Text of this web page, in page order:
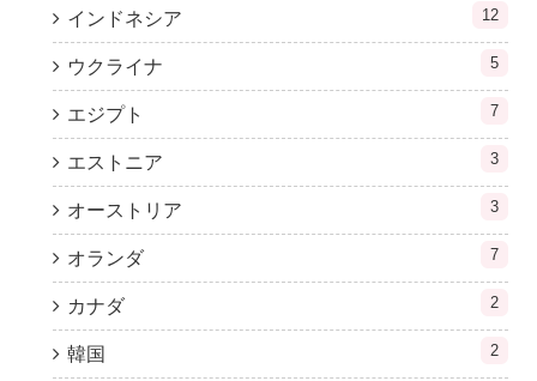
インドネシア 12
ウクライナ 5
エジプト 7
エストニア 3
オーストリア 3
オランダ 7
カナダ 2
韓国 2